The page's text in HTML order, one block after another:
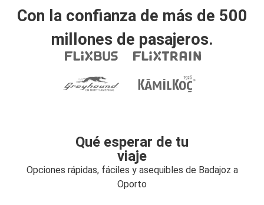
Con la confianza de más de 500
millones de pasajeros.
Qué esperar de tu
viaje
Opciones rápidas, fáciles y asequibles de Badajoz a
Oporto